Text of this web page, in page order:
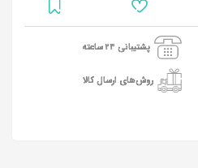
پشتیبانی 24 ساعته
روش‌های ارسال کالا